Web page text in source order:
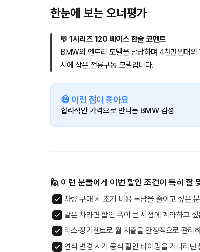
한눈에 보는 오너평가
💬 1시리즈 120 베이스 한줄 코멘트
BMW의 엔트리 모델을 담당하며 4천만원대의
시에 잡은 전륜구동 모델입니다.
😄 이런 점이 좋아요
합리적인 가격으로 만나는 BMW 감성
🙋 이런 분들에게 이번 할인 조건이 특히 잘
차량 구매 시 초기 비용 부담을 줄이고 싶은 분
같은 차라면 할인 폭이 큰 시점에 계약하고 싶
리스·장기렌트로 월 지출을 안정적으로 관리
연식 변경 시기 공식 할인 타이밍을 기다리던